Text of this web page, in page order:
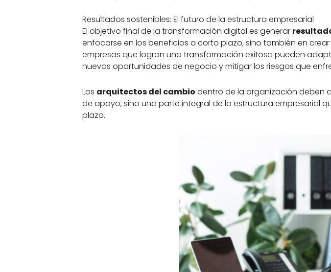
Resultados sostenibles: El futuro de la estructura empresarial
El objetivo final de la transformación digital es generar
enfocarse en los beneficios a corto plazo, sino también en
empresas que logran una transformación exitosa pueden
nuevas oportunidades de negocio y mitigar los riesgos que
Los arquitectos del cambio dentro de la organización deben
de apoyo, sino una parte integral de la estructura empresarial
plazo.